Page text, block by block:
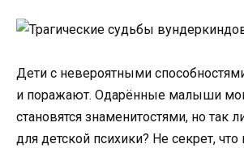
Дети с невероятными
и поражают. Одарённые малыши
становятся знаменитостями, но так
для детской психики? Не секрет, что